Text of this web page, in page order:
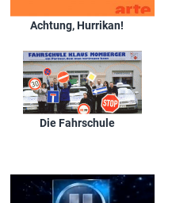
Achtung, Hurrikan!
Die Fahrschule